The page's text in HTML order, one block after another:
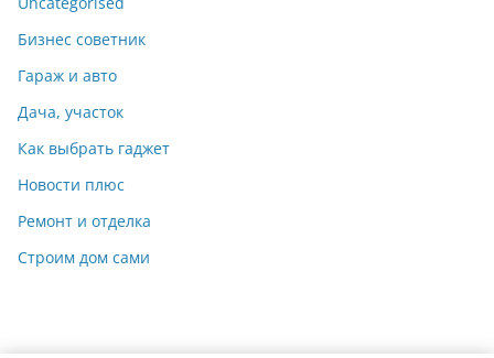
Бизнес советник
Гараж и авто
Дача, участок
Как выбрать гаджет
Новости плюс
Ремонт и отделка
Строим дом сами